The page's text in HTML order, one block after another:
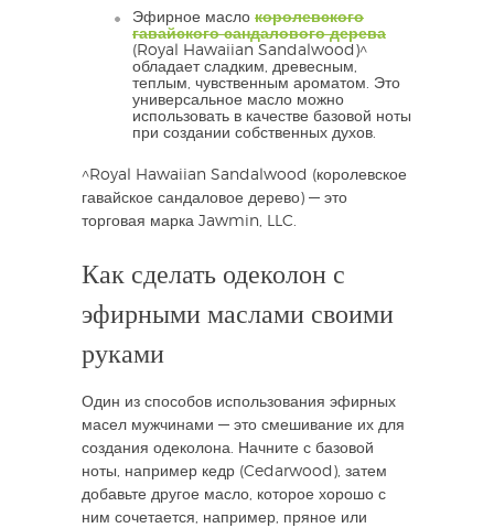
Эфирное масло королевского
гавайского сандалового дерева
(Royal Hawaiian Sandalwood)^
обладает сладким, древесным,
теплым, чувственным ароматом. Это
универсальное масло можно
использовать в качестве базовой ноты
при создании собственных духов.
^Royal Hawaiian Sandalwood (королевское
гавайское сандаловое дерево) — это
торговая марка Jawmin, LLC.
Как сделать одеколон с
эфирными маслами своими
руками
Один из способов использования эфирных
масел мужчинами — это смешивание их для
создания одеколона. Начните с базовой
ноты, например кедр (Cedarwood), затем
добавьте другое масло, которое хорошо с
ним сочетается, например, пряное или